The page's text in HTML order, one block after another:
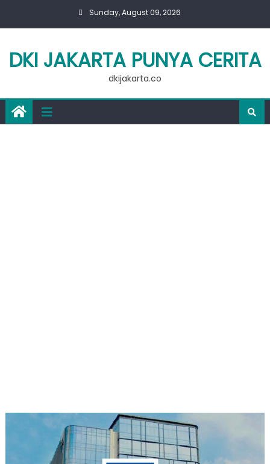
Sunday, August 09, 2026
DKI JAKARTA PUNYA CERITA
dkijakarta.co